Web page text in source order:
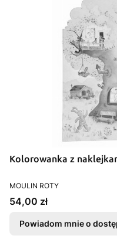
Kolorowanka z
PRODUCENT
MOULIN ROTY
Cena
54,00 zł
Powiadom mnie o